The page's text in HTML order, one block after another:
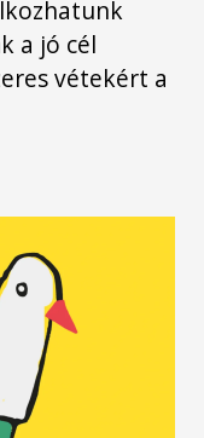
a jó cél
vétekért a